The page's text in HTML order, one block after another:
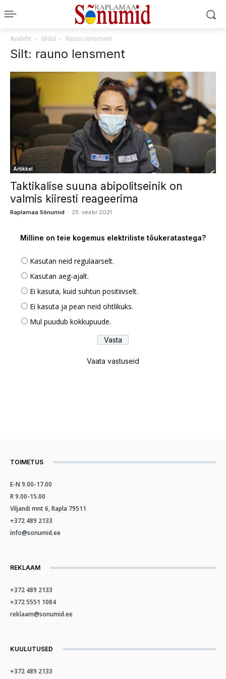
Avaleht Sildid Rauno lensment
Silt: rauno lensment
Artikkel
Taktikalise suuna abipolitseinik on
valmis kiiresti reageerima
Raplamaa Sõnumid - 25. veebr 2021
Milline on teie kogemus elektriliste tõukeratastega?
Kasutan neid regulaarselt.
Kasutan aeg-ajalt.
Ei kasuta, kuid suhtun positiivselt.
Ei kasuta ja pean neid ohtlikuks.
Mul puudub kokkupuude.
Vaata vastuseid
TOIMETUS
E-N 9.00-17.00
R 9.00-15.00
Viljandi mnt 6, Rapla 79511
+372 489 2133
info@sonumid.ee
REKLAAM
+372 489 2133
+372 5551 1084
reklaam@sonumid.ee
KUULUTUSED
+372 489 2133